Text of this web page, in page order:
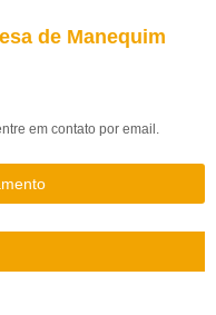
de Manequim
em contato por email.